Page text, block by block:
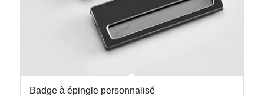
Badge à épingle personnalisé